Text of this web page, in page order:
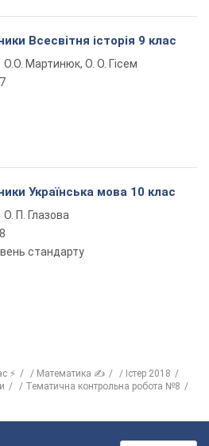
Всесвітня історія 9 клас
О.О. Мартинюк, О. О. Гісем
Українська мова 10 клас
О. П. Глазова
стандарту
⚡ Математика ✍
Істер 2018
Тематична контрольна робота №8